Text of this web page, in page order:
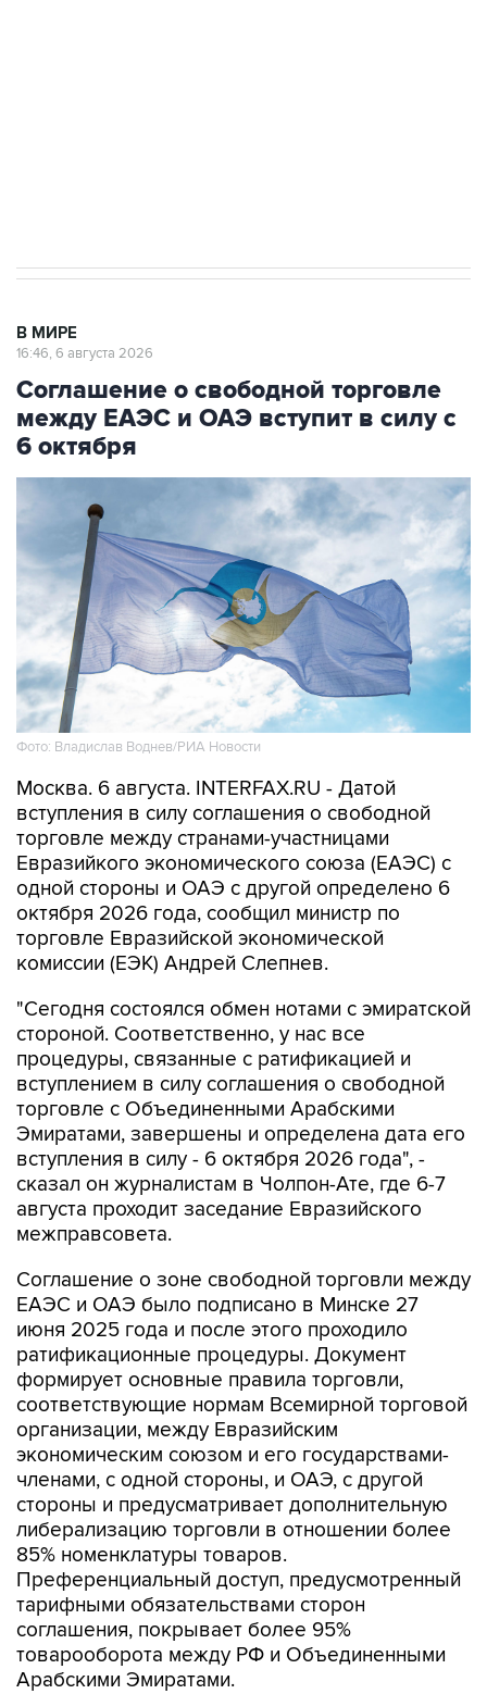
В МИРЕ
16:46, 6 августа 2026
Соглашение о свободной торговле
между ЕАЭС и ОАЭ вступит в силу с
6 октября
Фото: Владислав Воднев/РИА Новости
Москва. 6 августа. INTERFAX.RU - Датой
вступления в силу соглашения о свободной
торговле между странами-участницами
Евразийкого экономического союза (ЕАЭС) с
одной стороны и ОАЭ с другой определено 6
октября 2026 года, сообщил министр по
торговле Евразийской экономической
комиссии (ЕЭК) Андрей Слепнев.
"Сегодня состоялся обмен нотами с эмиратской
стороной. Соответственно, у нас все
процедуры, связанные с ратификацией и
вступлением в силу соглашения о свободной
торговле с Объединенными Арабскими
Эмиратами, завершены и определена дата его
вступления в силу - 6 октября 2026 года", -
сказал он журналистам в Чолпон-Ате, где 6-7
августа проходит заседание Евразийского
межправсовета.
Соглашение о зоне свободной торговли между
ЕАЭС и ОАЭ было подписано в Минске 27
июня 2025 года и после этого проходило
ратификационные процедуры. Документ
формирует основные правила торговли,
соответствующие нормам Всемирной торговой
организации, между Евразийским
экономическим союзом и его государствами-
членами, с одной стороны, и ОАЭ, с другой
стороны и предусматривает дополнительную
либерализацию торговли в отношении более
85% номенклатуры товаров.
Преференциальный доступ, предусмотренный
тарифными обязательствами сторон
соглашения, покрывает более 95%
товарооборота между РФ и Объединенными
Арабскими Эмиратами.